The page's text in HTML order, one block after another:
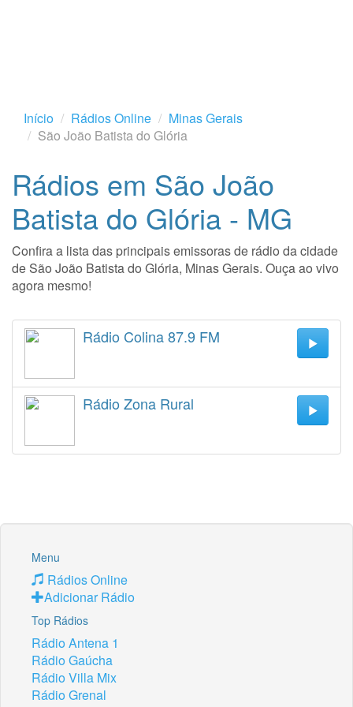
Início Rádios Online
Minas Gerais
São João Batista do Glória
Rádios em São João
Batista do Glória - MG
Confira a lista das principais emissoras de rádio da cidade
de São João Batista do Glória, Minas Gerais. Ouça ao vivo
agora mesmo!
Rádio Colina 87.9 FM
Rádio Zona Rural
Menu
Rádios Online
Adicionar Rádio
Top Rádios
Rádio Antena 1
Rádio Gaúcha
Rádio Villa Mix
Rádio Grenal